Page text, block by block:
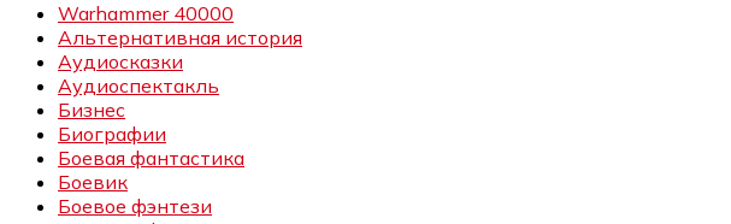
Warhammer 40000
Альтернативная история
Аудиосказки
Аудиоспектакль
Бизнес
Биографии
Боевая фантастика
Боевик
Боевое фэнтези